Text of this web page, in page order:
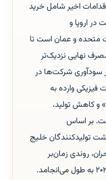
اخیر شامل خرید
در اروپا و
متحده و عمان است تا
نهایی نزدیک‌تر
سودآوری شرکت‌ها در
فیزیکی وارده به
و کاهش تولید،
بر اساس
تولیدکنندگان خلیج
روندی زمان‌بر
خواهد بود که احتمالاً تا سال ۲۰۲۷ به طول می‌انجامد.